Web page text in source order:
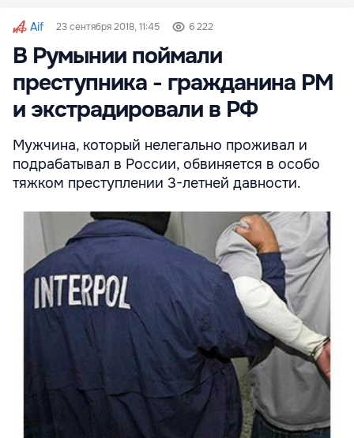
Aif 23 сентября 2018, 11:45 6 222
В Румынии поймали
преступника - гражданина РМ
и экстрадировали в РФ
Мужчина, который нелегально проживал и
подрабатывал в России, обвиняется в особо
тяжком преступлении 3-летней давности.